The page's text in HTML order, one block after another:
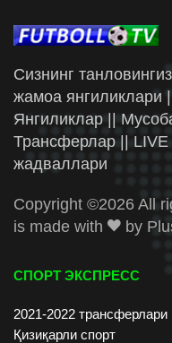
Сизнинг
жамоа янгиликлари
Янгиликлар ||
Трансферлар ||
жадваллари
Copyright ©2026 All
is made with
by
СПОРТ ЭКСПРЕСС
2021-2022 трансферлари
Қизиқарли спорт